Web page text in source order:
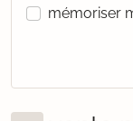
mémoriser